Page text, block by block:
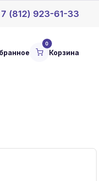
(812) 923-61-33
0
Корзина